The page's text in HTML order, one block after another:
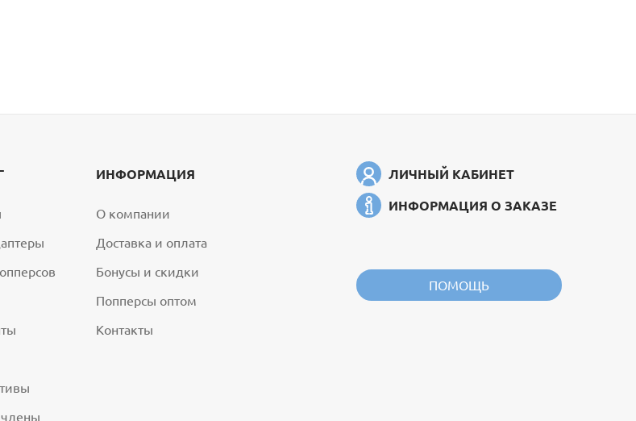
ИНФОРМАЦИЯ
О компании
Доставка и оплата
Бонусы и скидки
Попперсы оптом
Контакты
ЛИЧНЫЙ КАБИНЕТ
ИНФОРМАЦИЯ О ЗАКАЗЕ
ПОМОЩЬ